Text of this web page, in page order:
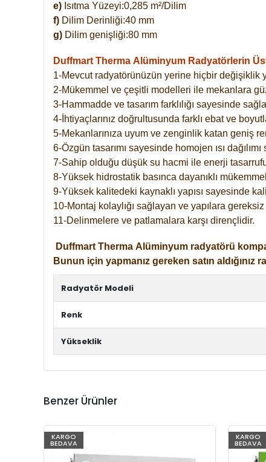
e) Isıtma Yüzeyi:0,285 m²/Dilim
f) Dilim Derinliği:40 mm
g) Dilim genişliği:80 mm
Duffmart Therma Alüminyum Radyatörlerin
1-Mevcut radyatörünüzün yerine hiçbir değişiklik
2-Mükemmel ve çeşitli modelleri ile mekanlara
3-Hammadde ve tasarım farklılığı sayesinde
4-İhtiyaçlarınız doğrultusunda farklı ebat ve
5-Mekanlarınıza uyum ve zenginlik katan geniş
6-Özgün tasarımı sayesinde homojen ısı
7-Sahip olduğu düşük su hacmi ile enerji
8-Yüksek hidrostatik basınca dayanıklı
9-Yüksek kalitedeki kaynaklı yapısı sayesinde
10-Montaj kolaylığı sağlayan ve yapılara gereksiz
11-Delinmelere ve patlamalara karşı dirençlidir.
Duffmart Therma Alüminyum radyatörü
Bunun için yapmanız gereken satın aldığınız
Radyatör Modeli
Renk
Yükseklik
Benzer Ürünler
KARGO
BEDAVA
KARGO
BEDAVA